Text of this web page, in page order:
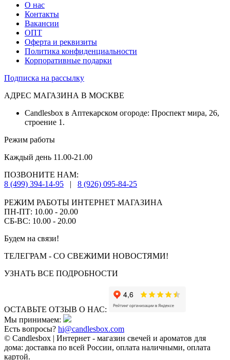
О нас
Контакты
Вакансии
ОПТ
Оферта и реквизиты
Политика конфиденциальности
Корпоративные подарки
Подписка на рассылку
АДРЕС МАГАЗИНА В МОСКВЕ
Candlesbox в Аптекарском огороде: Проспект мира, 26,
строение 1.
Режим работы
Каждый день 11.00-21.00
ПОЗВОНИТЕ НАМ:
8 (499) 394-14-95
| 8 (926) 095-84-25
РЕЖИМ РАБОТЫ ИНТЕРНЕТ МАГАЗИНА
ПН-ПТ: 10.00 - 20.00
СБ-ВС: 10.00 - 20.00
Будем на связи!
ТЕЛЕГРАМ - СО СВЕЖИМИ НОВОСТЯМИ!
УЗНАТЬ ВСЕ ПОДРОБНОСТИ
ОСТАВЬТЕ ОТЗЫВ О НАС:
Мы принимаем:
Есть вопросы? hi@candlesbox.com
© Candlesbox | Интернет - магазин свечей и ароматов для
дома: доставка по всей России, оплата наличными, оплата
картой.